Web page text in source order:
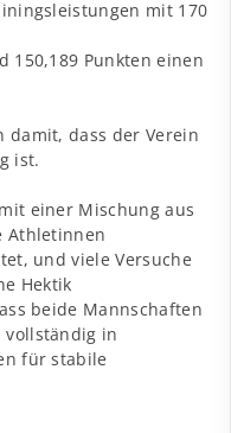
mit 170
150,189 Punkten einen
damit, dass der Verein
ist.
einer Mischung aus
Athletinnen
und viele Versuche
Hektik
beide Mannschaften
vollständig in
für stabile